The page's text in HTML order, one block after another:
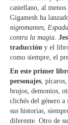
castellano, al
Gigamesh ha
nigromantes,
contra la magia.
traducción y el
como siempre, el
En este primer
personajes,
brujos, demonios,
clichés del género a
sus historias,
diferente. Otro de